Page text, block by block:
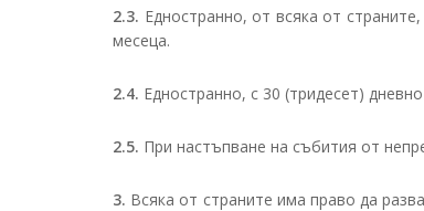
2.3. Едностранно, от всяка от
месеца.
2.4. Едностранно, с 30 (тридесет)
2.5. При настъпване на събития от
3. Всяка от страните има право да